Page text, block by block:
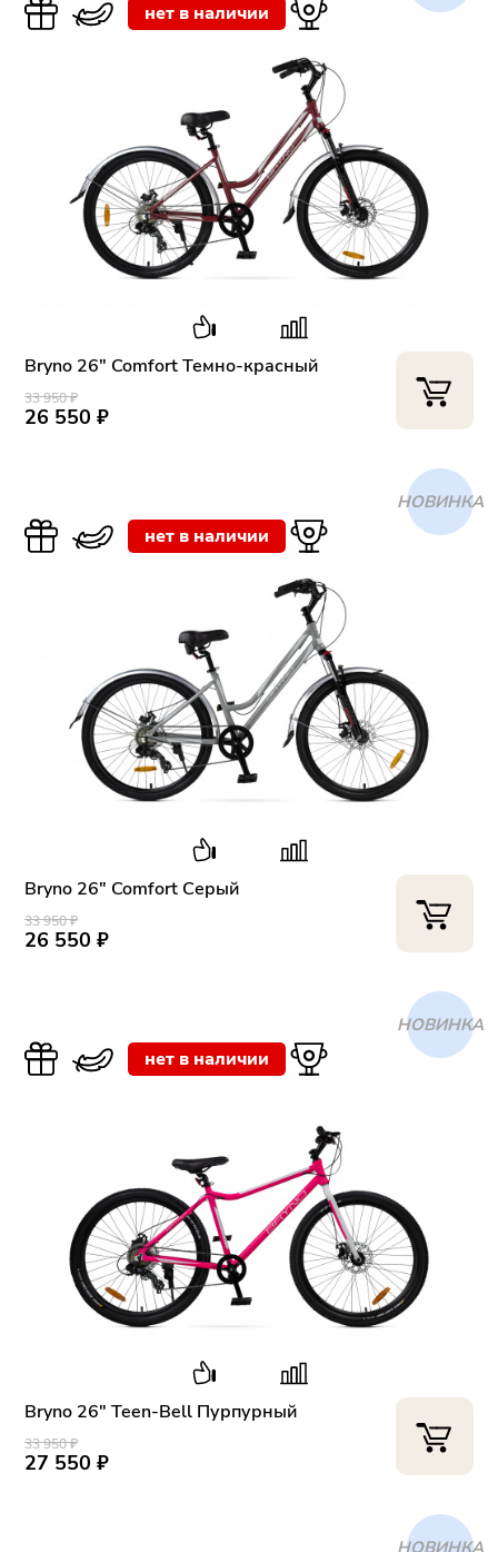
нет в наличии
Bryno 26" Comfort Темно-красный
33 950 ₽
26 550 ₽
нет в наличии
ХИТ
Bryno 26" Comfort Серый
33 950 ₽
26 550 ₽
нет в наличии
ХИТ
Bryno 26" Teen-Bell Пурпурный
33 950 ₽
27 550 ₽